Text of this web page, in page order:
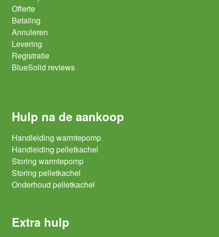
Offerte
Betaling
Annuleren
Levering
Registratie
BlueSolid reviews
Hulp na de aankoop
Handleiding warmtepomp
Handleiding pelletkachel
Storing warmtepomp
Storing pelletkachel
Onderhoud pelletkachel
Extra hulp